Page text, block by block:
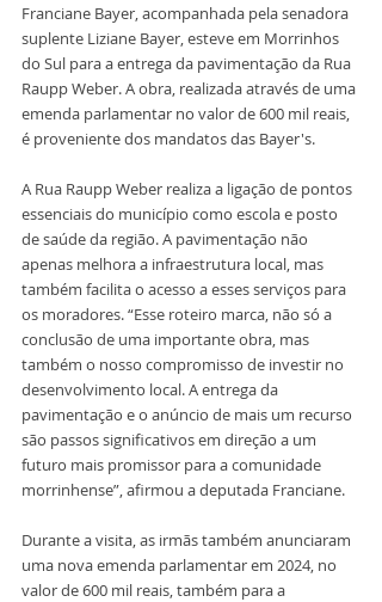
Franciane Bayer, acompanhada pela senadora
suplente Liziane Bayer, esteve em Morrinhos
do Sul para a entrega da pavimentação da Rua
Raupp Weber. A obra, realizada através de uma
emenda parlamentar no valor de 600 mil reais,
é proveniente dos mandatos das Bayer's.
A Rua Raupp Weber realiza a ligação de pontos
essenciais do município como escola e posto
de saúde da região. A pavimentação não
apenas melhora a infraestrutura local, mas
também facilita o acesso a esses serviços para
os moradores. “Esse roteiro marca, não só a
conclusão de uma importante obra, mas
também o nosso compromisso de investir no
desenvolvimento local. A entrega da
pavimentação e o anúncio de mais um recurso
são passos significativos em direção a um
futuro mais promissor para a comunidade
morrinhense”, afirmou a deputada Franciane.
Durante a visita, as irmãs também anunciaram
uma nova emenda parlamentar em 2024, no
valor de 600 mil reais, também para a